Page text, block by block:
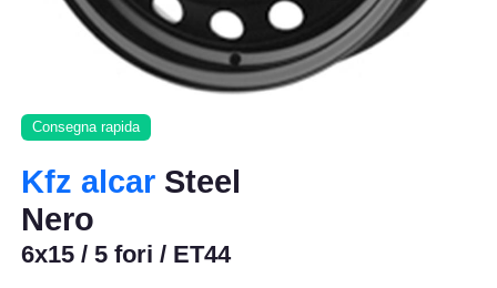
Consegna rapida
Kfz alcar Steel
Nero
6x15 / 5 fori / ET44